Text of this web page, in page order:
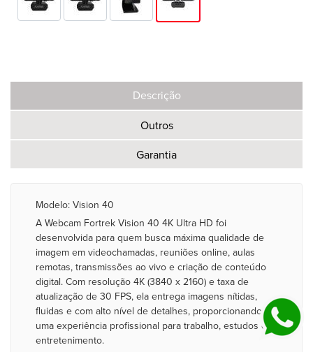
Descrição
Outros
Garantia
Modelo: Vision 40
A Webcam Fortrek Vision 40 4K Ultra HD foi
desenvolvida para quem busca máxima qualidade de
imagem em videochamadas, reuniões online, aulas
remotas, transmissões ao vivo e criação de conteúdo
digital. Com resolução 4K (3840 x 2160) e taxa de
atualização de 30 FPS, ela entrega imagens nítidas,
fluidas e com alto nível de detalhes, proporcionando
uma experiência profissional para trabalho, estudos ou
entretenimento.